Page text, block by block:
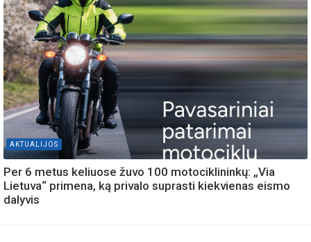
AKTUALIJOS
Per 6 metus keliuose žuvo 100 motociklininkų: „Via
Lietuva“ primena, ką privalo suprasti kiekvienas eismo
dalyvis